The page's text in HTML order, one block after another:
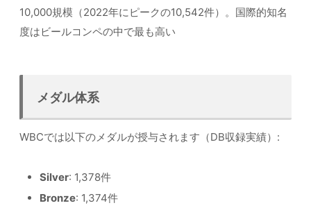
10,000規模（2022年にピークの10,542件）。国際的知名
度はビールコンペの中で最も高い
メダル体系
WBCでは以下のメダルが授与されます（DB収録実績）:
Silver: 1,378件
Bronze: 1,374件